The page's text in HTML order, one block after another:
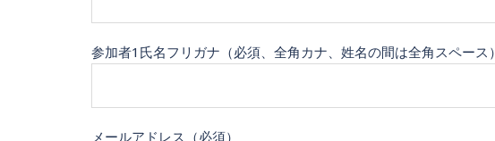
参加者1氏名フリガナ（必須、全角カナ、姓名の間は全角スペース）
メールアドレス（必須）